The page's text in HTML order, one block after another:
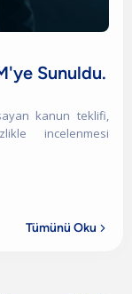
Sunuldu.
kanun teklifi,
incelenmesi
Tümünü Oku 